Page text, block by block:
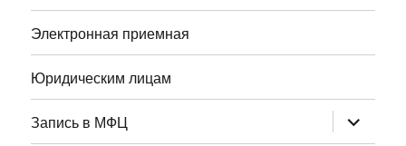
Электронная приемная
Юридическим лицам
Запись в МФЦ раскрыть
дочернее